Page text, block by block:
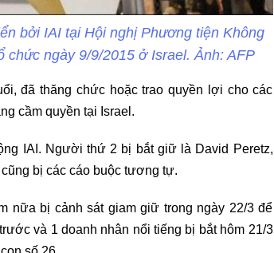
bởi IAI tại Hội nghị Phương tiện Không
chức ngày 9/9/2015 ở Israel. Ảnh: AFP
đã thăng chức hoặc trao quyền lợi cho các
cầm quyền tại Israel.
IAI. Người thứ 2 bị bắt giữ là David Peretz,
bị các cáo buộc tương tự.
nữa bị cảnh sát giam giữ trong ngày 22/3 để
và 1 doanh nhân nổi tiếng bị bắt hôm 21/3